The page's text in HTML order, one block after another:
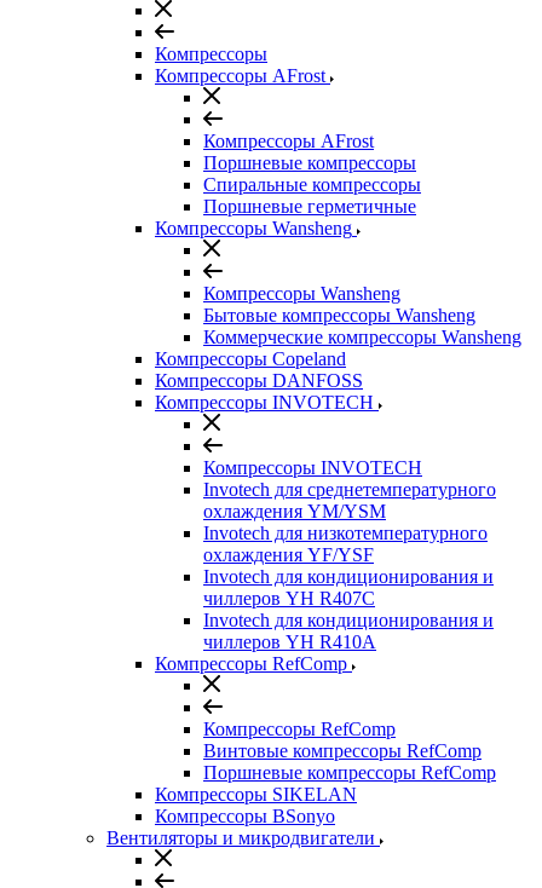
Компрессоры
Компрессоры AFrost
Компрессоры AFrost
Поршневые компрессоры
Спиральные компрессоры
Поршневые герметичные
Компрессоры Wansheng
Компрессоры Wansheng
Бытовые компрессоры Wansheng
Коммерческие компрессоры Wansheng
Компрессоры Copeland
Компрессоры DANFOSS
Компрессоры INVOTECH
Компрессоры INVOTECH
Invotech для среднетемпературного
охлаждения YM/YSM
Invotech для низкотемпературного
охлаждения YF/YSF
Invotech для кондиционирования и
чиллеров YH R407C
Invotech для кондиционирования и
чиллеров YH R410A
Компрессоры RefComp
Компрессоры RefComp
Винтовые компрессоры RefComp
Поршневые компрессоры RefComp
Компрессоры SIKELAN
Компрессоры BSonyo
Вентиляторы и микродвигатели